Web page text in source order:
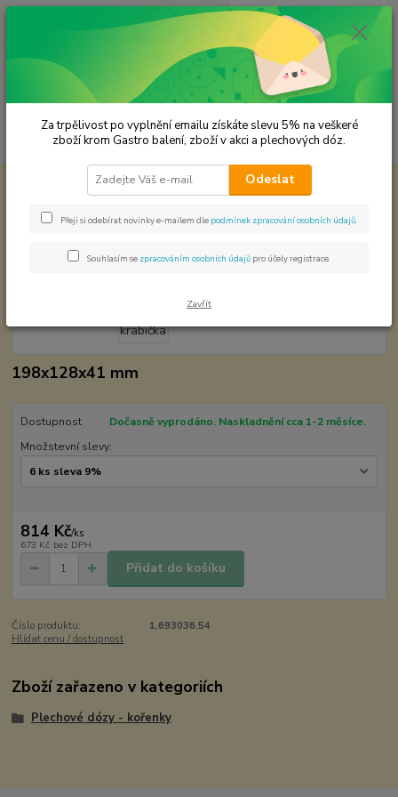
Menu
Hledat
ks
za 0,00 Kč
Plechové dózy - kořenky Plechová krabička
Plechová krabička
198x128x41 mm
Dostupnost
Dočasně vyprodáno. Naskladnění cca 1-2 měsíce.
Množstevní slevy:
814 Kč/ks
673 Kč bez DPH
Přidat do košíku
Číslo produktu:
1,693036.54
Hlídat cenu / dostupnost
Zboží zařazeno v kategoriích
Plechové dózy - kořenky
Za trpělivost po vyplnění emailu získáte slevu 5% na veškeré
zboží krom Gastro balení, zboží v akci a plechových dóz.
Odeslat
Přeji si odebírat novinky e-mailem dle podmínek zpracování osobních údajů
Souhlasím se zpracováním osobních údajů pro účely registrace.
Zavřít